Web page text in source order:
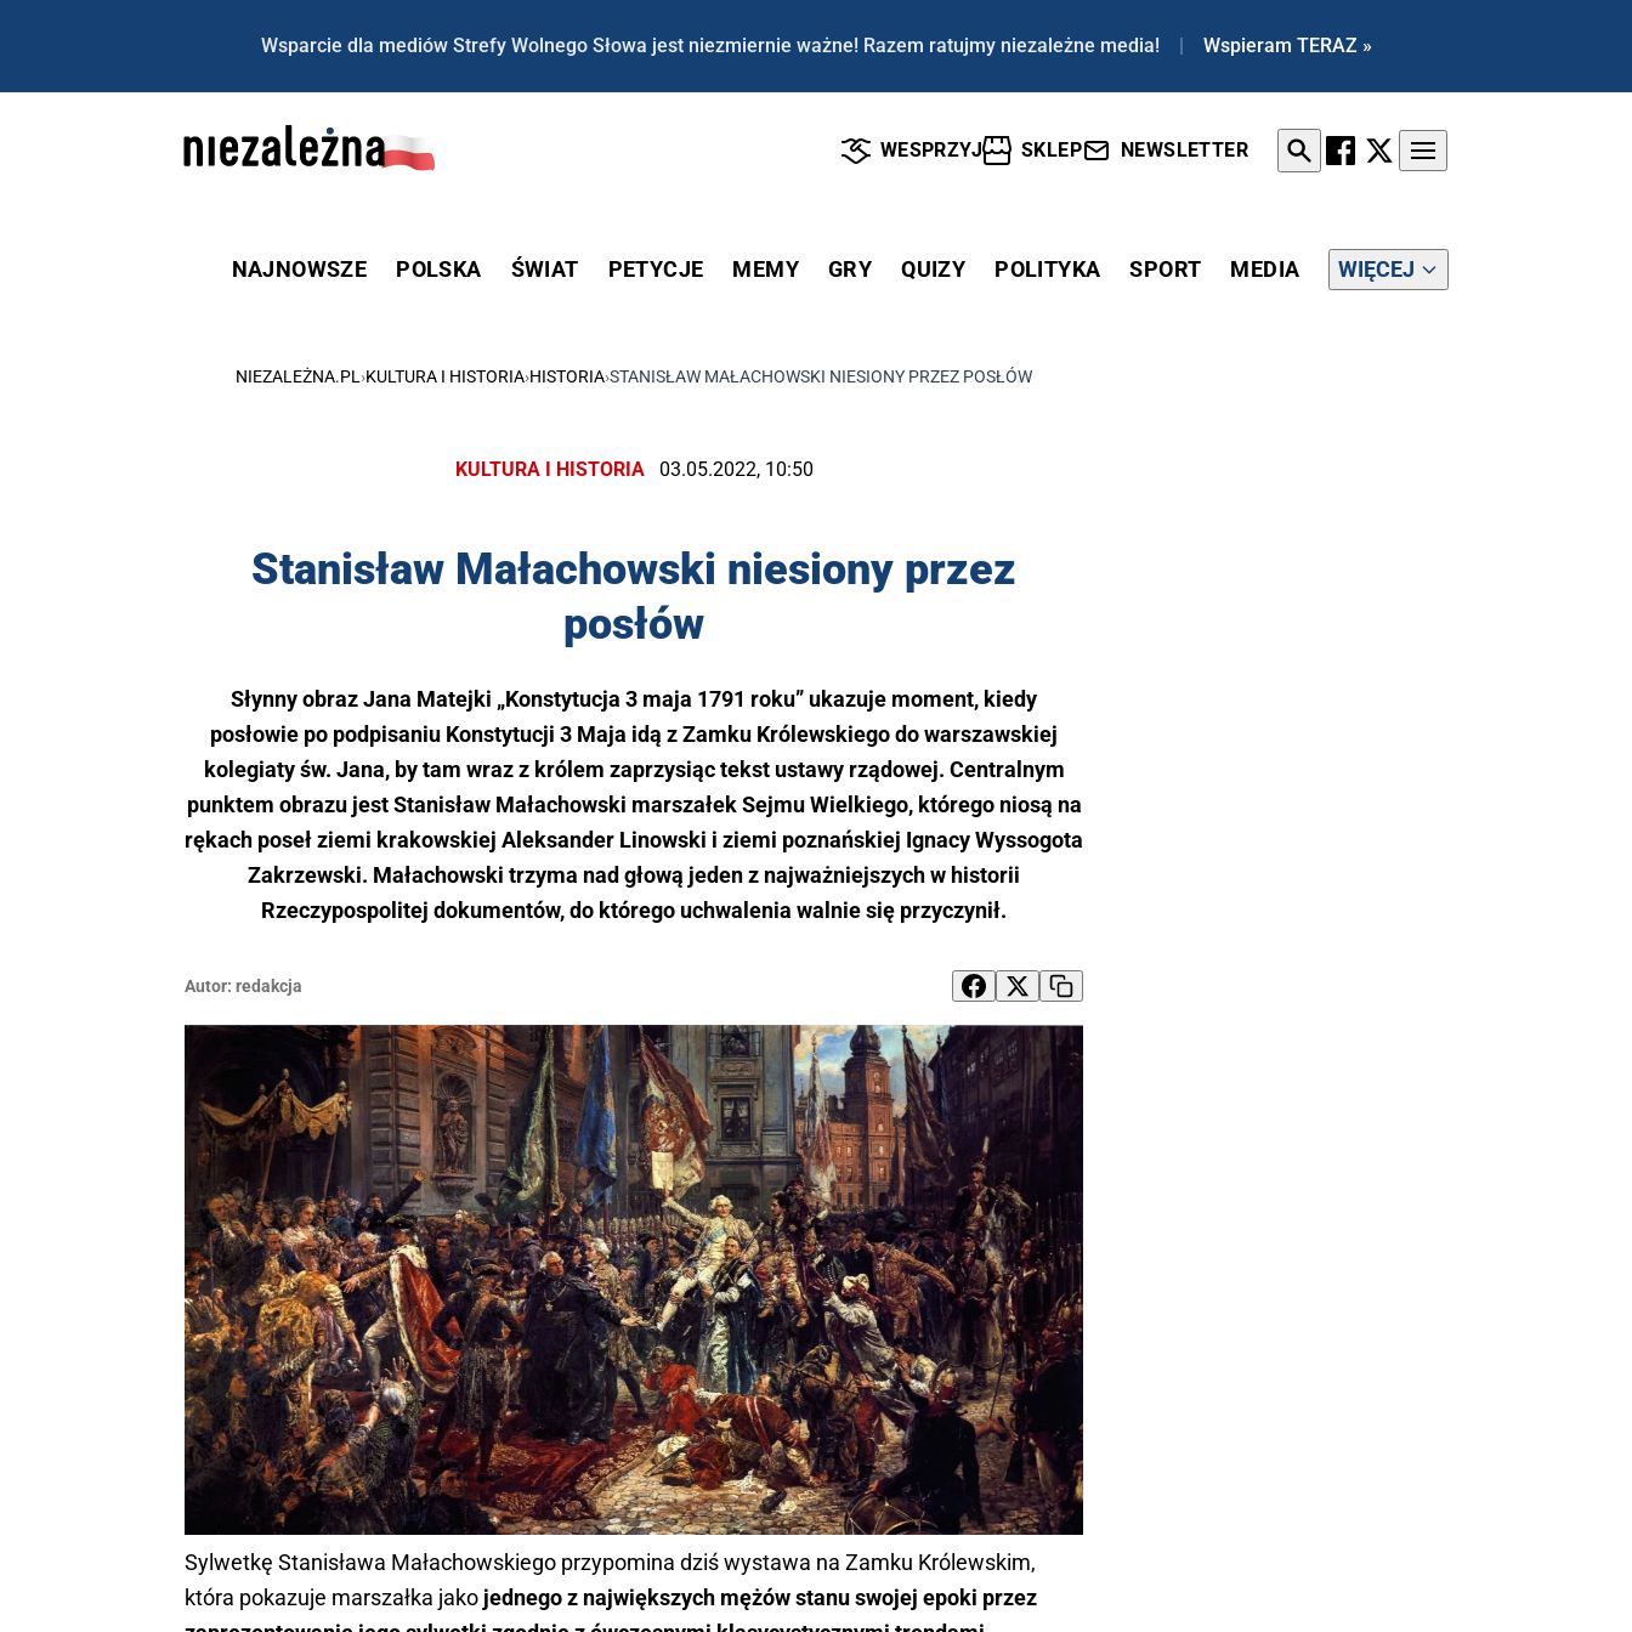
Wsparcie dla mediów Strefy Wolnego Słowa jest niezmiernie ważne! Razem ratujmy niezależne media! | Wspieram TERAZ »
WESPRZYJ SKLEP NEWSLETTER
NAJNOWSZE POLSKA ŚWIAT PETYCJE MEMY GRY QUIZY POLITYKA SPORT MEDIA WIĘCEJ
NIEZALEŻNA.PL ›KULTURA I HISTORIA›HISTORIA›STANISŁAW MAŁACHOWSKI NIESIONY PRZEZ POSŁÓW
KULTURA I HISTORIA 03.05.2022, 10:50
Stanisław Małachowski niesiony przez
posłów
Słynny obraz Jana Matejki „Konstytucja 3 maja 1791 roku” ukazuje moment, kiedy
posłowie po podpisaniu Konstytucji 3 Maja idą z Zamku Królewskiego do warszawskiej
kolegiaty św. Jana, by tam wraz z królem zaprzysiąc tekst ustawy rządowej. Centralnym
punktem obrazu jest Stanisław Małachowski marszałek Sejmu Wielkiego, którego niosą na
rękach poseł ziemi krakowskiej Aleksander Linowski i ziemi poznańskiej Ignacy Wyssogota
Zakrzewski. Małachowski trzyma nad głową jeden z najważniejszych w historii
Rzeczypospolitej dokumentów, do którego uchwalenia walnie się przyczynił.
Autor: redakcja
Sylwetkę Stanisława Małachowskiego przypomina dziś wystawa na Zamku Królewskim,
która pokazuje marszałka jako jednego z największych mężów stanu swojej epoki przez